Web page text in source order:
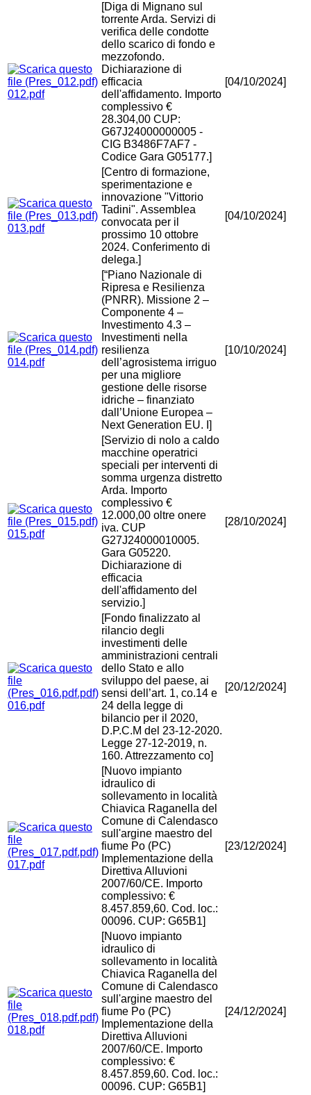
012.pdf
[Diga di Mignano sul
torrente Arda. Servizi di
verifica delle condotte
dello scarico di fondo e
mezzofondo.
Dichiarazione di
efficacia
dell'affidamento. Importo
complessivo €
28.304,00 CUP:
G67J24000000005 -
CIG B3486F7AF7 -
Codice Gara G05177.]
[04/10/2024]
013.pdf
[Centro di formazione,
sperimentazione e
innovazione "Vittorio
Tadini". Assemblea
convocata per il
prossimo 10 ottobre
2024. Conferimento di
delega.]
[04/10/2024]
014.pdf
[“Piano Nazionale di
Ripresa e Resilienza
(PNRR). Missione 2 –
Componente 4 –
Investimento 4.3 –
Investimenti nella
resilienza
dell’agrosistema irriguo
per una migliore
gestione delle risorse
idriche – finanziato
dall’Unione Europea –
Next Generation EU. I]
[10/10/2024]
015.pdf
[Servizio di nolo a caldo
macchine operatrici
speciali per interventi di
somma urgenza distretto
Arda. Importo
complessivo €
12.000,00 oltre onere
iva. CUP
G27J24000010005.
Gara G05220.
Dichiarazione di
efficacia
dell'affidamento del
servizio.]
[28/10/2024]
016.pdf
[Fondo finalizzato al
rilancio degli
investimenti delle
amministrazioni centrali
dello Stato e allo
sviluppo del paese, ai
sensi dell’art. 1, co.14 e
24 della legge di
bilancio per il 2020,
D.P.C.M del 23-12-2020.
Legge 27-12-2019, n.
160. Attrezzamento co]
[20/12/2024]
017.pdf
[Nuovo impianto
idraulico di
sollevamento in località
Chiavica Raganella del
Comune di Calendasco
sull'argine maestro del
fiume Po (PC)
Implementazione della
Direttiva Alluvioni
2007/60/CE. Importo
complessivo: €
8.457.859,60. Cod. loc.:
00096. CUP: G65B1]
[23/12/2024]
018.pdf
[Nuovo impianto
idraulico di
sollevamento in località
Chiavica Raganella del
Comune di Calendasco
sull'argine maestro del
fiume Po (PC)
Implementazione della
Direttiva Alluvioni
2007/60/CE. Importo
complessivo: €
8.457.859,60. Cod. loc.:
00096. CUP: G65B1]
[24/12/2024]